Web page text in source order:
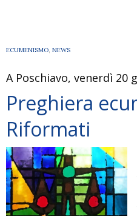
ECUMENISMO, NEWS
A Poschiavo, venerdì 20
Preghiera
Riformati